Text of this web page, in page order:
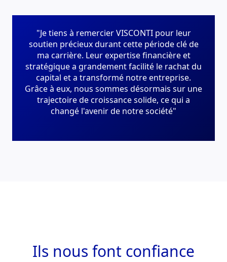
"Je tiens à remercier VISCONTI pour leur
soutien précieux durant cette période clé de
ma carrière. Leur expertise financière et
stratégique a grandement facilité le rachat du
capital et a transformé notre entreprise.
Grâce à eux, nous sommes désormais sur une
trajectoire de croissance solide, ce qui a
changé l'avenir de notre société"
Ils nous font confiance